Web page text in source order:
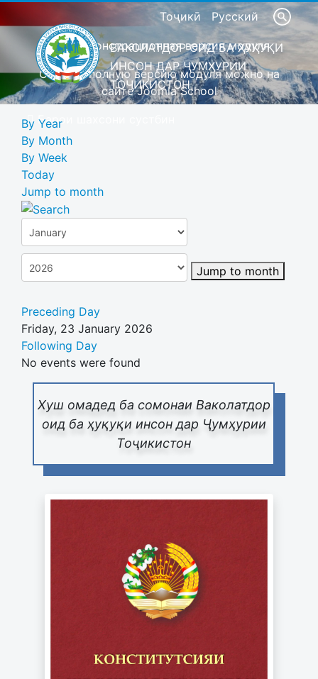
Тоҷикӣ Русский
Это демонстрационная версия модуля
Скачать полную версию модуля можно на
сайте Joomla School
Барои шахсони сустбин
ВАКОЛАТДОР ОИД БА ҲУҚУҚИ
ИНСОН ДАР ҶУМҲУРИИ
ТОҶИКИСТОН
Хуш омадед ба сомонаи Ваколатдор
оид ба ҳуқуқи инсон дар Ҷумҳурии
Тоҷикистон
By Year
By Month
By Week
Today
Jump to month
Jump to month
Preceding Day
Friday, 23 January 2026
Following Day
No events were found